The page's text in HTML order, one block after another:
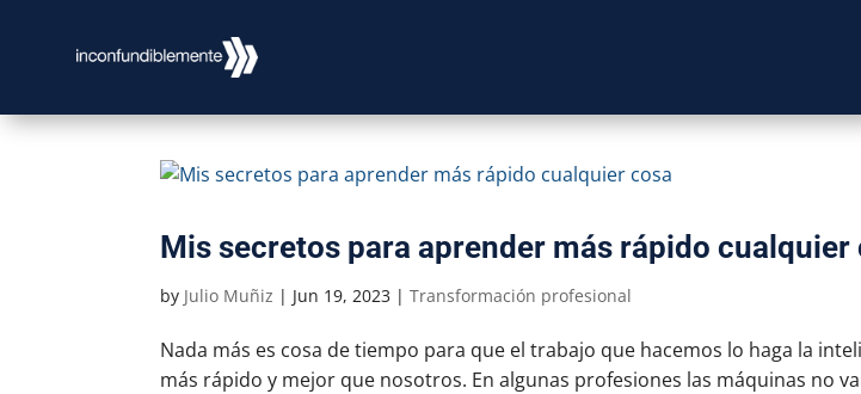
Mis secretos para aprender más rápido cualquier
by Julio Muñiz | Jun 19, 2023 |Transformación profesional
Nada más es cosa de tiempo para que el trabajo que hacemos lo haga la
más rápido y mejor que nosotros. En algunas profesiones las máquinas no